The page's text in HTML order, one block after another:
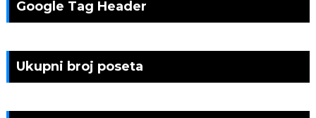
Google Tag Header
Ukupni broj poseta